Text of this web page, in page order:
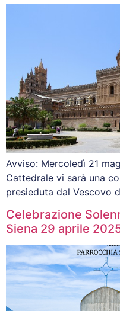
Avviso: Mercoledì 21
Cattedrale vi sarà una
presieduta dal Vescovo
Celebrazione
Siena 29 aprile